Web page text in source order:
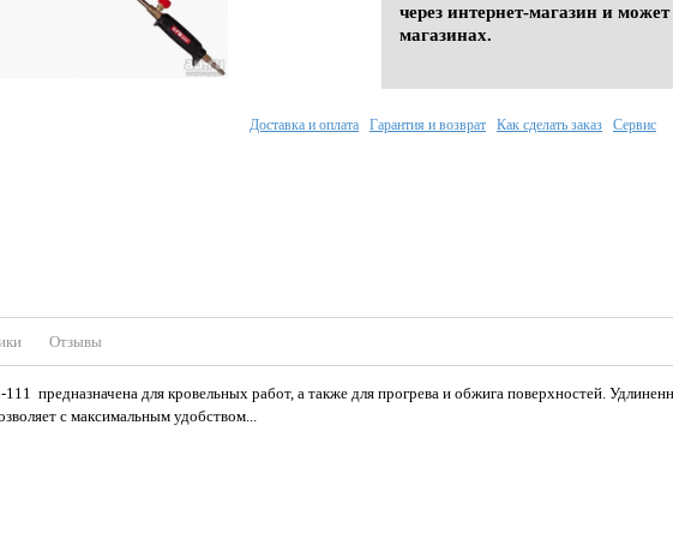
через интернет-магазин и
магазинах.
Отзывы
предназначена для кровельных работ, а также для прогрева и обжига поверхностей.
с максимальным удобством...
Доставка и оплата Гарантия и возврат Как сделать заказ Сервис